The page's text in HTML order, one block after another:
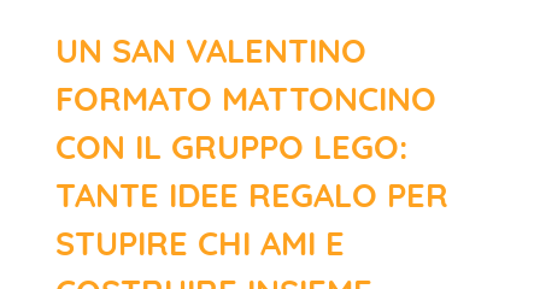
UN SAN VALENTINO
FORMATO MATTONCINO
CON IL GRUPPO LEGO:
TANTE IDEE REGALO PER
STUPIRE CHI AMI E